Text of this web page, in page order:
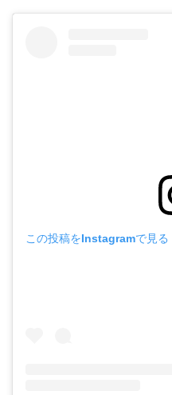
この投稿をInstagramで見る